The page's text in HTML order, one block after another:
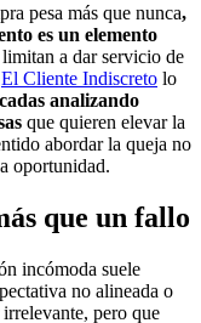
pesa más que nunca,
es un elemento
limitan a dar servicio de
El Cliente Indiscreto lo
analizando
que quieren elevar la
abordar la queja no
oportunidad.
que un fallo
incómoda suele
no alineada o
pero que